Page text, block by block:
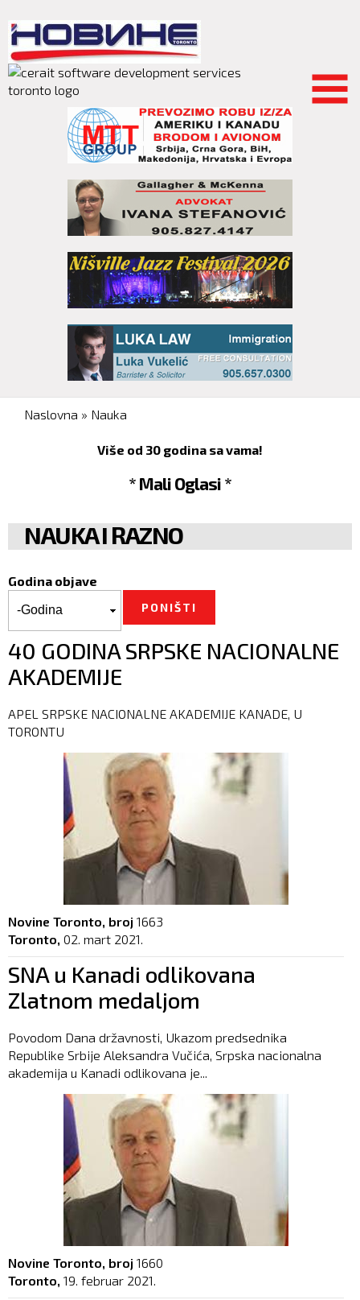
main
content
You are here
Naslovna » Nauka
Više od 30 godina sa vama!
* Mali Oglasi *
NAUKA I RAZNO
Godina objave
40 GODINA SRPSKE NACIONALNE
AKADEMIJE
APEL SRPSKE NACIONALNE AKADEMIJE KANADE, U
TORONTU
Novine Toronto, broj 1663
Toronto, 02. mart 2021.
SNA u Kanadi odlikovana
Zlatnom medaljom
Povodom Dana državnosti, Ukazom predsednika
Republike Srbije Aleksandra Vučića, Srpska nacionalna
akademija u Kanadi odlikovana je...
Novine Toronto, broj 1660
Toronto, 19. februar 2021.